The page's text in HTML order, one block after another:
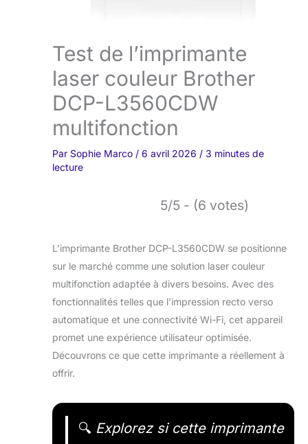
Test de l’imprimante
laser couleur Brother
DCP-L3560CDW
multifonction
Par Sophie Marco / 6 avril 2026 / 3 minutes de
lecture
5/5 - (6 votes)
L’imprimante Brother DCP-L3560CDW se positionne
sur le marché comme une solution laser couleur
multifonction adaptée à divers besoins. Avec des
fonctionnalités telles que l’impression recto verso
automatique et une connectivité Wi-Fi, cet appareil
promet une expérience utilisateur optimisée.
Découvrons ce que cette imprimante a réellement à
offrir.
🔍 Explorez si cette imprimante